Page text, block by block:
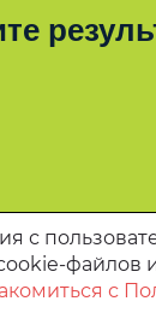
с
файлов
с